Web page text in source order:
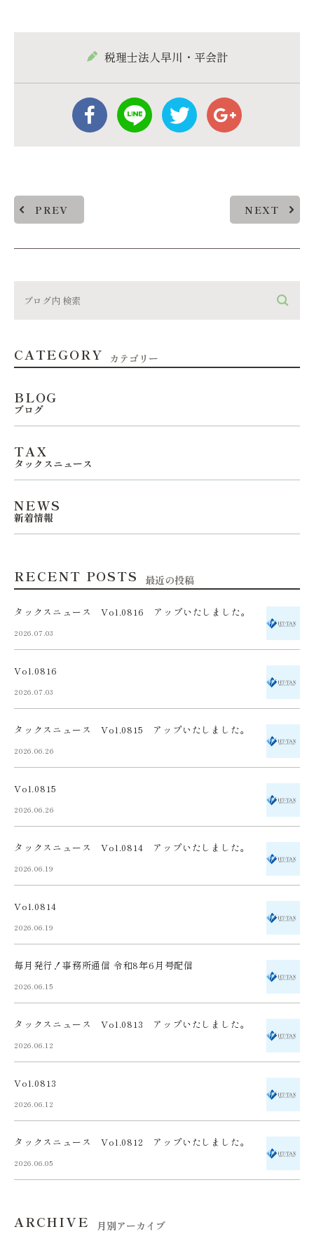
税理士法人早川・平会計
PREV NEXT
CATEGORY カテゴリー
BLOG
ブログ
TAX
タックスニュース
NEWS
新着情報
RECENT POSTS 最近の投稿
タックスニュース Vol.0816 アップいたしました。
2026.07.03
Vol.0816
2026.07.03
タックスニュース Vol.0815 アップいたしました。
2026.06.26
Vol.0815
2026.06.26
タックスニュース Vol.0814 アップいたしました。
2026.06.19
Vol.0814
2026.06.19
毎月発行！事務所通信 令和8年6月号配信
2026.06.15
タックスニュース Vol.0813 アップいたしました。
2026.06.12
Vol.0813
2026.06.12
タックスニュース Vol.0812 アップいたしました。
2026.06.05
ARCHIVE 月別アーカイブ